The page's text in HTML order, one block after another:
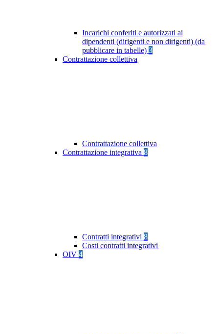
Incarichi conferiti e autorizzati ai
dipendenti (dirigenti e non dirigenti) (da
pubblicare in tabelle) 3
Contrattazione collettiva
Contrattazione collettiva
Contrattazione integrativa 8
Contratti integrativi 8
Costi contratti integrativi
OIV 4